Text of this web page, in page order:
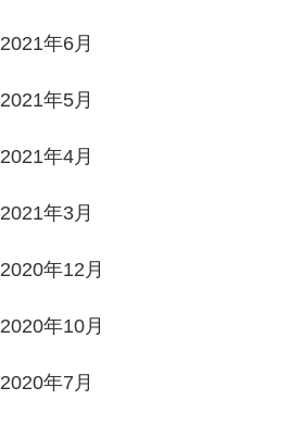
2021年6月
2021年5月
2021年4月
2021年3月
2020年12月
2020年10月
2020年7月